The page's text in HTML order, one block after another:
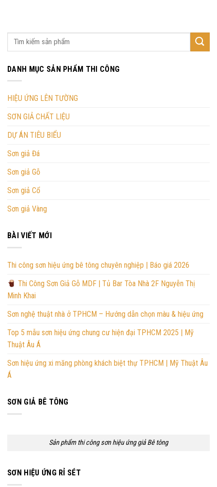
DANH MỤC SẢN PHẨM THI CÔNG
HIỆU ỨNG LÊN TƯỜNG
SƠN GIẢ CHẤT LIỆU
DỰ ÁN TIÊU BIỂU
Sơn giả Đá
Sơn giả Gỗ
Sơn giả Cổ
Sơn giả Vàng
BÀI VIẾT MỚI
Thi công sơn hiệu ứng bê tông chuyên nghiệp | Báo giá 2026
Thi Công Sơn Giả Gỗ MDF | Tủ Bar Tòa Nhà 2F Nguyễn Thị
Minh Khai
Sơn nghệ thuật nhà ở TPHCM – Hướng dẫn chọn màu & hiệu ứng
Top 5 mẫu sơn hiệu ứng chung cư hiện đại TPHCM 2025 | Mỹ
Thuật Âu Á
Sơn hiệu ứng xi măng phòng khách biệt thự TPHCM | Mỹ Thuật Âu
Á
SƠN GIẢ BÊ TÔNG
Sản phẩm thi công sơn hiệu ứng giả Bê tông
SƠN HIỆU ỨNG RỈ SÉT